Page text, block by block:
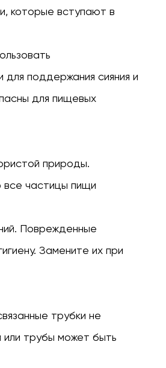
которые вступают в
поддержания сияния и
для пищевых
природы.
все частицы пищи
Поврежденные
Замените их при
трубки не
или трубы может быть